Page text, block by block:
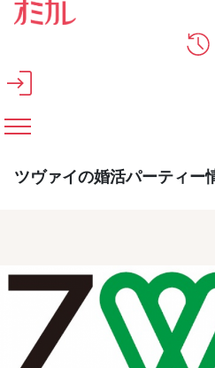
メインコンテンツへスキップ
ツヴァイの婚活パーティー